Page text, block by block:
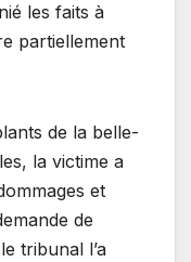
les faits à
partiellement
de la belle-
la victime a
et
de
tribunal l’a